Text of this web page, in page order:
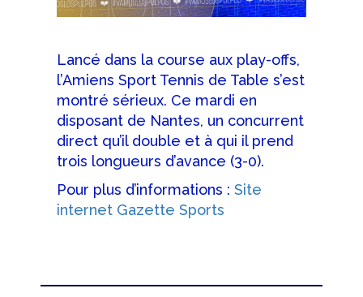
Lancé dans la course aux play-offs,
l’Amiens Sport Tennis de Table s’est
montré sérieux. Ce mardi en
disposant de Nantes, un concurrent
direct qu’il double et à qui il prend
trois longueurs d’avance (3-0).
Pour plus d’informations : Site
internet Gazette Sports